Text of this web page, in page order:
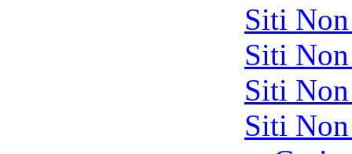
Siti
Siti
Siti
Siti